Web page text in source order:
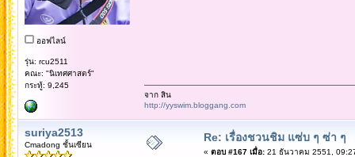
ออฟไลน์
รุ่น: rcu2511
คณะ: "นิเทศศาสตร์"
กระทู้: 9,245
จาก สิน
http://yyswim.bloggang.com
suriya2513
Cmadong ชั้นเซียน
Re: เรื่องชวนชิม แซ่บ ๆ ซ่า ๆ
« ตอบ #167 เมื่อ:21 ธันวาคม 2551,